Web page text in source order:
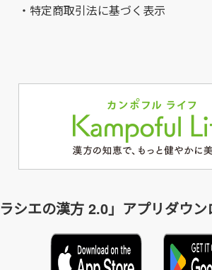
・特定商取引法に基づく表示
ラシエの漢方 2.0」アプリダウ